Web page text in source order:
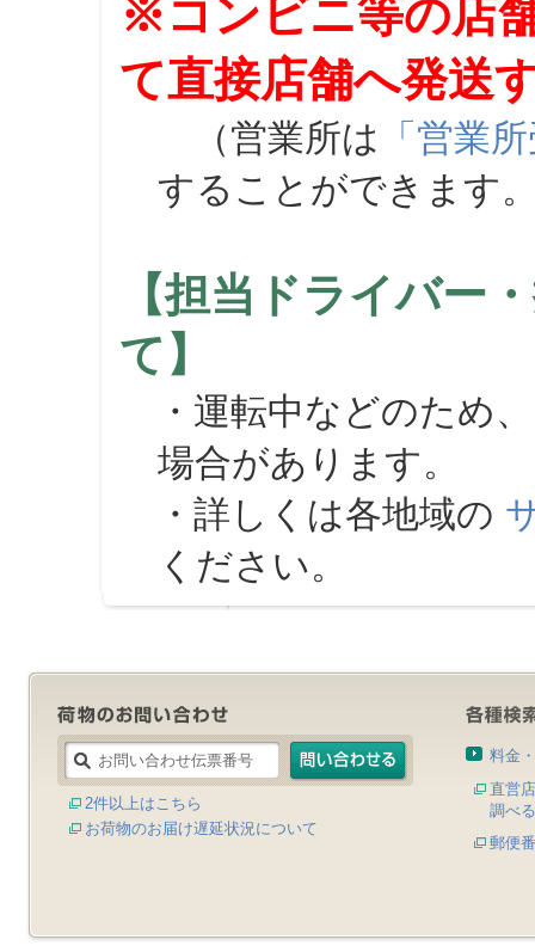
※コンビニ等の店
て直接店舗へ発送
（営業所は 「営業
することができます
【担当ドライバー
て】
・運転中などのため
場合があります。
・詳しくは各地域の
ください。
2件以上はこちら
お荷物のお届け遅延状況について
料金
直営
調べる
郵便